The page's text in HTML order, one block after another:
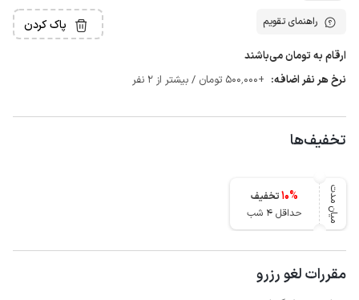
راهنمای تقویم پاک کردن
ارقام به تومان می‌باشند
نرخ هر نفر اضافه: +500٬000 تومان / بیشتر از 2 نفر
تخفیف‌ها
میان مدت 10%
تخفیف
حداقل 4 شب
مقررات لغو رزرو